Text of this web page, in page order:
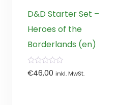
D&D Starter Set –
Heroes of the
Borderlands (en)
0
von
€46,00 inkl. MwSt.